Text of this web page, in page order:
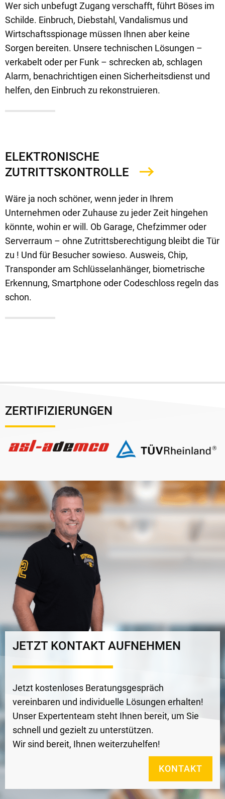
Wer sich unbefugt Zugang verschafft, führt Böses im
Schilde. Einbruch, Diebstahl, Vandalismus und
Wirtschaftsspionage müssen Ihnen aber keine
Sorgen bereiten. Unsere technischen Lösungen –
verkabelt oder per Funk – schrecken ab, schlagen
Alarm, benachrichtigen einen Sicherheitsdienst und
helfen, den Einbruch zu rekonstruieren.
ELEKTRONISCHE
ZUTRITTSKONTROLLE
Wäre ja noch schöner, wenn jeder in Ihrem
Unternehmen oder Zuhause zu jeder Zeit hingehen
könnte, wohin er will. Ob Garage, Chefzimmer oder
Serverraum – ohne Zutrittsberechtigung bleibt die Tür
zu ! Und für Besucher sowieso. Ausweis, Chip,
Transponder am Schlüsselanhänger, biometrische
Erkennung, Smartphone oder Codeschloss regeln das
schon.
ZERTIFIZIERUNGEN
JETZT KONTAKT AUFNEHMEN
Jetzt kostenloses Beratungsgespräch
vereinbaren und individuelle Lösungen erhalten!
Unser Expertenteam steht Ihnen bereit, um Sie
schnell und gezielt zu unterstützen.
Wir sind bereit, Ihnen weiterzuhelfen!
KONTAKT